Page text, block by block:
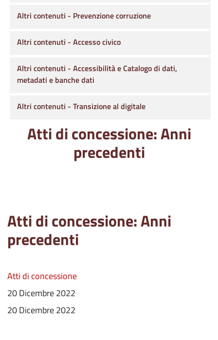
Atti di concessione: Anni
precedenti
Atti di concessione: Anni
precedenti
Atti di concessione
20 Dicembre 2022
20 Dicembre 2022
Altri contenuti - Prevenzione corruzione
Altri contenuti - Accesso civico
Altri contenuti - Accessibilità e Catalogo di dati,
metadati e banche dati
Altri contenuti - Transizione al digitale